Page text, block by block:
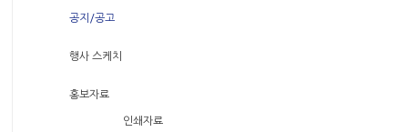
공지/공고
행사 스케치
홍보자료
인쇄자료